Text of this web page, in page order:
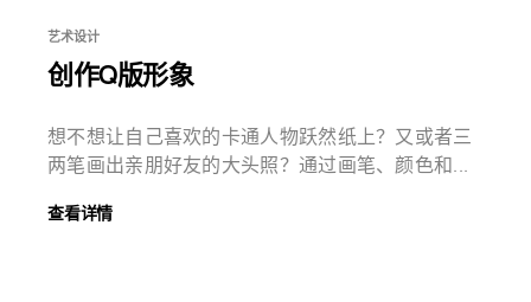
艺术设计
创作Q版形象
想不想让自己喜欢的卡通人物跃然纸上？又或者三
两笔画出亲朋好友的大头照？通过画笔、颜色和...
查看详情